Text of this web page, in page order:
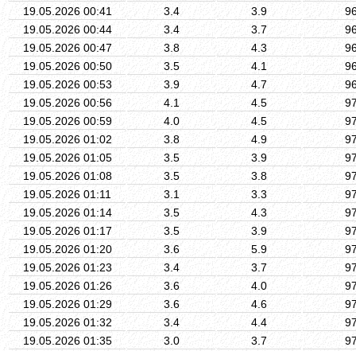
19.05.2026 00:41
3.4 3.9
19.05.2026 00:44
3.4 3.7
19.05.2026 00:47
3.8 4.3
19.05.2026 00:50
3.5 4.1
19.05.2026 00:53
3.9 4.7
19.05.2026 00:56
4.1 4.5
19.05.2026 00:59
4.0 4.5
19.05.2026 01:02
3.8 4.9
19.05.2026 01:05
3.5 3.9
19.05.2026 01:08
3.5 3.8
19.05.2026 01:11
3.1 3.3
19.05.2026 01:14
3.5 4.3
19.05.2026 01:17
3.5 3.9
19.05.2026 01:20
3.6 5.9
19.05.2026 01:23
3.4 3.7
19.05.2026 01:26
3.6 4.0
19.05.2026 01:29
3.6 4.6
19.05.2026 01:32
3.4 4.4
19.05.2026 01:35
3.0 3.7